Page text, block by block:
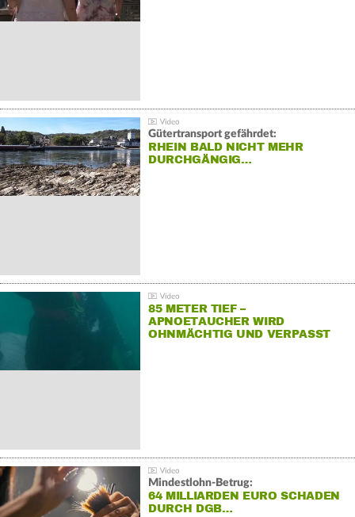
Gütertransport gefährdet:
RHEIN BALD NICHT MEHR
DURCHGÄNGIG…
85 METER TIEF –
APNOETAUCHER WIRD
OHNMÄCHTIG UND VERPASST
Mindestlohn-Betrug:
64 MILLIARDEN EURO SCHADEN
DURCH DGB…